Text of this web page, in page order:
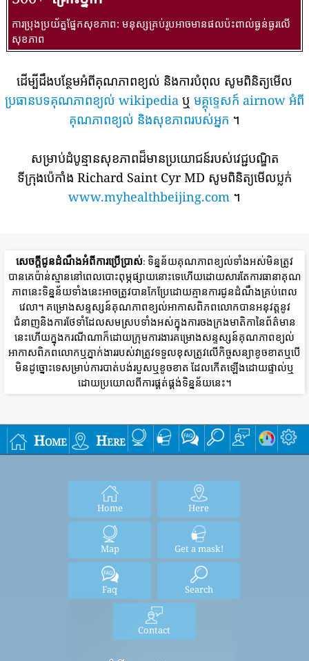
ការប្រុងប្រយ័ត្នផ្នែកសុខភាព: មនុស្សគ្រប់រូបអាចមានផលប៉ះពាល់ធ្ងន់ធ្ងរលើ
សុខភាព
ដើម្បីដឹងបន្ថែមអំពីគុណភាពខ្យល់ និងការបំពុល សូមពិនិត្យមើល
ប្រធានបទគុណភាពខ្យល់ wikipedia ឬ មគ្គុទ្ទេសក៍ airnow អំពី
គុណភាពខ្យល់ និងសុខភាពរបស់អ្នក ។
សម្រាប់ដំបូន្មានសុខភាពដ៏មានប្រយោជន៍របស់វេជ្ជបណ្ឌិត
ទីក្រុងប៉េកាំង Richard Saint Cyr MD សូមពិនិត្យមើលប្លក់
www.myhealthbeijing.com ។
សេចក្តីជូនដំណឹងអំពីការប្រើប្រាស់: ទិន្នន័យគុណភាពខ្យល់ទាំងអស់មិនត្រូវ
បានគេប៉ាន់ស្មាននៅពេលបោះពុម្ភផ្សាយនោះទេហើយដោយសារតែការធានាគុណ
ភាពនេះទិន្នន័យទាំងនេះអាចត្រូវបានកែប្រែដោយគ្មានការជូនដំណឹងគ្រប់ពេល
វេលា។ គម្រោងសន្ទស្សន៍គុណភាពខ្យល់អាកាសពិភពលោកបានអនុវត្តនូវ
ជំនាញនិងការថែទាំដែលសមស្របទាំងអស់ក្នុងការចងក្រងមាតិកានៃព័ត៌មាន
នេះហើយក្នុងករណីណាក៏ដោយក្រុមការងារគម្រោងសន្ទស្សន៍គុណភាពខ្យល់
អាកាសពិភពលោកឬភ្នាក់ងាររបស់វាត្រូវទទួលខុសត្រូវលើកិច្ចសន្យាខូចខាតឬបើ
មិនដូច្នោះទេសម្រាប់ការបាត់បង់របួសឬខូចខាត ដែលកើតឡើងដោយផ្ទាល់ឬ
ដោយប្រយោលពីការផ្គត់ផ្គង់ទិន្នន័យនេះ។
Home Here
Home Here
Map Get a mask!
Faq Search
Contact